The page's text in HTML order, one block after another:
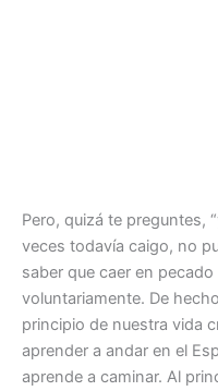
Pero, quizá te preguntes,
veces todavía caigo, no
saber que caer en
voluntariamente. De
principio de nuestra vida
aprender a andar en el
aprende a caminar. Al